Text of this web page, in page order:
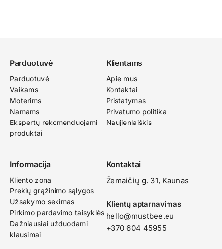
Parduotuvė
Parduotuvė
Vaikams
Moterims
Namams
Ekspertų rekomenduojami
produktai
Klientams
Apie mus
Kontaktai
Pristatymas
Privatumo politika
Naujienlaiškis
Informacija
Kliento zona
Prekių grąžinimo sąlygos
Užsakymo sekimas
Pirkimo pardavimo taisyklės
Dažniausiai užduodami
klausimai
Kontaktai
Žemaičių g. 31, Kaunas​
Klientų aptarnavimas
hello@mustbee.eu
+370 604 45955